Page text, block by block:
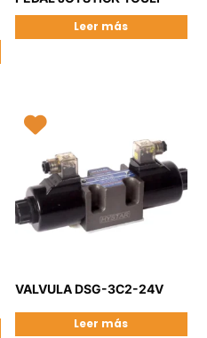
Leer más
VALVULA DSG-3C2-24V
Leer más